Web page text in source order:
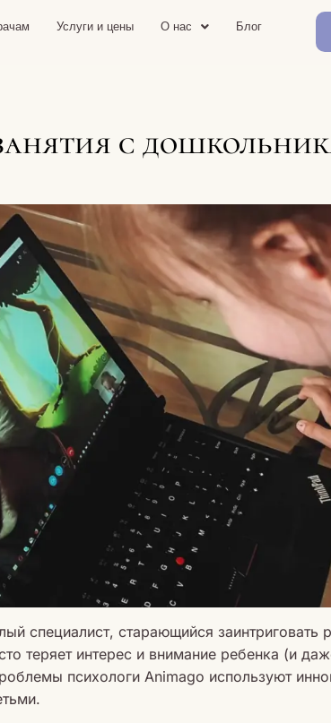
Услуги и цены О нас Блог
с
специалист, старающийся заинтриговать
теряет интерес и внимание ребенка (и
психологи Animago используют